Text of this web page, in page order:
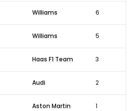
Williams 6
Williams 5
Haas F1 Team 3
Audi 2
Aston Martin 1